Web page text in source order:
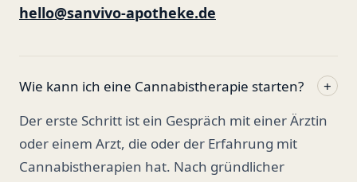
hello@sanvivo-apotheke.de
Wie kann ich eine Cannabistherapie starten?
+
Der erste Schritt ist ein Gespräch mit einer Ärztin
oder einem Arzt, die oder der Erfahrung mit
Cannabistherapien hat. Nach gründlicher